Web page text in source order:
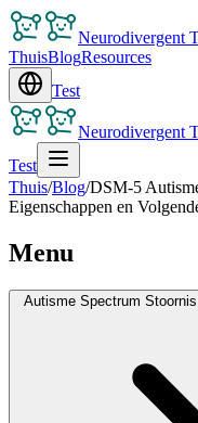
Neurodivergent
ThuisBlogResources
Test
Neurodivergent
Test
Thuis/Blog/DSM-5
Eigenschappen en
Menu
Autisme Spectrum